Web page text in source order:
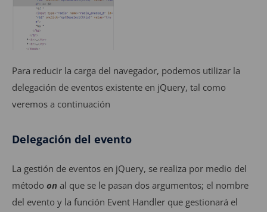
Para reducir la carga del navegador, podemos utilizar la
delegación de eventos existente en jQuery, tal como
veremos a continuación
Delegación del evento
La gestión de eventos en jQuery, se realiza por medio del
método on al que se le pasan dos argumentos; el nombre
del evento y la función Event Handler que gestionará el